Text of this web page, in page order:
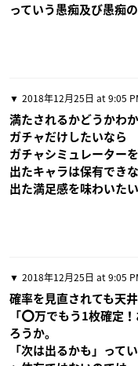
っていう愚痴及び愚痴
2018年12月25日 at 9:05
満たされるかどうかわ
ガチャだけしたいなら
ガチャシミュレーター
出たキャラは保有でき
出た満足感を味わいた
2018年12月25日 at 9:05
確率を見直されても天
「⭕万でもう1枚確定
ろうか。
「次は出るかも」って